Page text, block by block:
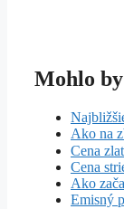
Mohlo
Ako na
Cena
Cena
Ako
Emisný